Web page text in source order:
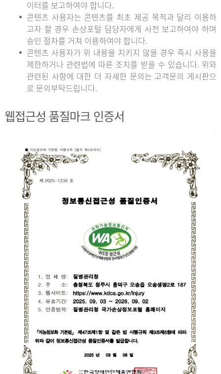
이터를 보고하여야 합니다.
콘텐츠 사용자는 콘텐츠를 최초 제공 목적과 달리 이용하
고자 할 경우 손상포털 담당자에게 사전 보고하여야 하며
승인 절차를 거쳐 이용하여야 합니다.
콘텐츠 사용자가 위 내용을 지키지 않을 경우 즉시 사용을
제한하거나 관련법에 따른 조치를 받을 수 있습니다. 위와
관련된 사항에 대한 더 자세한 문의는 고객문의 게시판으
로 문의부탁드립니다.
웹접근성 품질마크 인증서